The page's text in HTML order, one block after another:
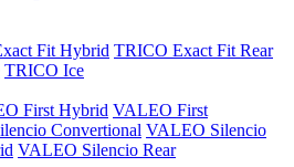
Fit Hybrid TRICO Exact Fit Rear
TRICO Ice
First Hybrid VALEO First
Convertional VALEO Silencio
VALEO Silencio Rear